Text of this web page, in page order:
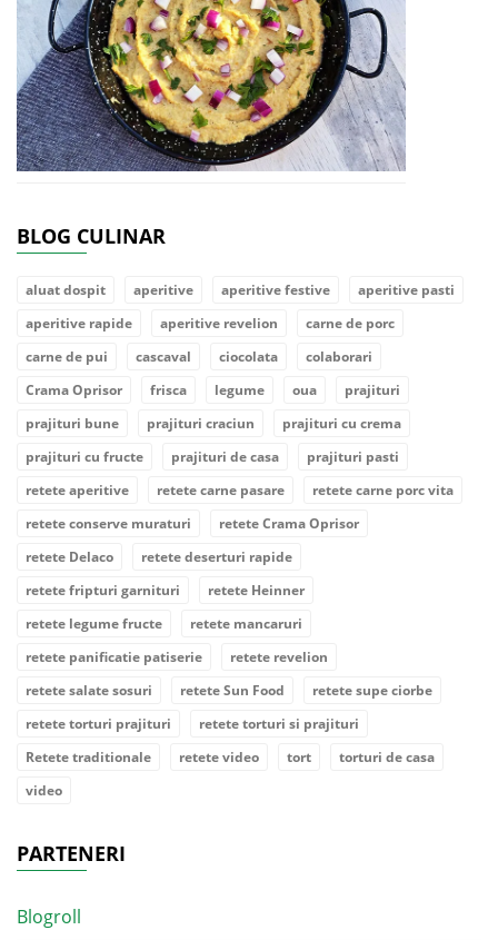
BLOG CULINAR
aluat dospit aperitive aperitive festive
aperitive pasti
aperitive rapide
aperitive revelion
carne de porc
carne de pui
cascaval ciocolata
colaborari
Crama Oprisor
frisca legume oua
prajituri
prajituri bune
prajituri craciun
prajituri cu crema
prajituri cu fructe
prajituri de casa
prajituri pasti
retete aperitive
retete carne pasare
retete carne porc vita
retete conserve muraturi
retete Crama Oprisor
retete Delaco
retete deserturi rapide
retete fripturi garnituri
retete Heinner
retete legume fructe
retete mancaruri
retete panificatie patiserie
retete revelion
retete salate sosuri
retete Sun Food
retete supe ciorbe
retete torturi prajituri
retete torturi si prajituri
Retete traditionale
retete video tort
torturi de casa
video
PARTENERI
Blogroll